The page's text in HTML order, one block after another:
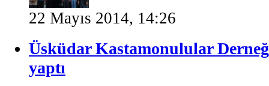
22 Mayıs 2014, 14:26
Üsküdar Kastamonulular
yaptı